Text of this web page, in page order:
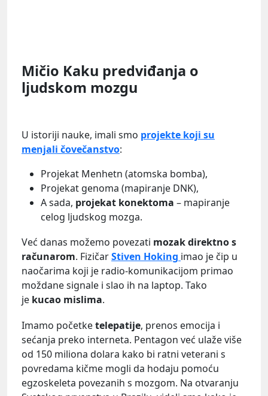
Mičio Kaku predviđanja o
ljudskom mozgu
U istoriji nauke, imali smo projekte koji su
menjali čovečanstvo:
Projekat Menhetn (atomska bomba),
Projekat genoma (mapiranje DNK),
A sada, projekat konektoma – mapiranje
celog ljudskog mozga.
Već danas možemo povezati mozak direktno s
računarom. FizičarStiven Hoking imao je čip u
naočarima koji je radio-komunikacijom primao
moždane signale i slao ih na laptop. Tako
je kucao mislima.
Imamo početketelepatije, prenos emocija i
sećanja preko interneta. Pentagon već ulaže više
od 150 miliona dolara kako bi ratni veterani s
povredama kičme mogli da hodaju pomoću
egzoskeleta povezanih s mozgom. Na otvaranju